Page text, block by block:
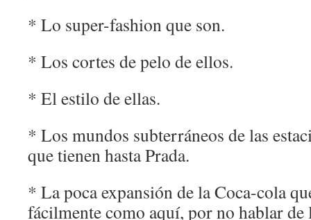
* Lo super-fashion que son.
* Los cortes de pelo de ellos.
* El estilo de ellas.
* Los mundos subterráneos de las
que tienen hasta Prada.
* La poca expansión de la Coca-cola
fácilmente como aquí, por no hablar de